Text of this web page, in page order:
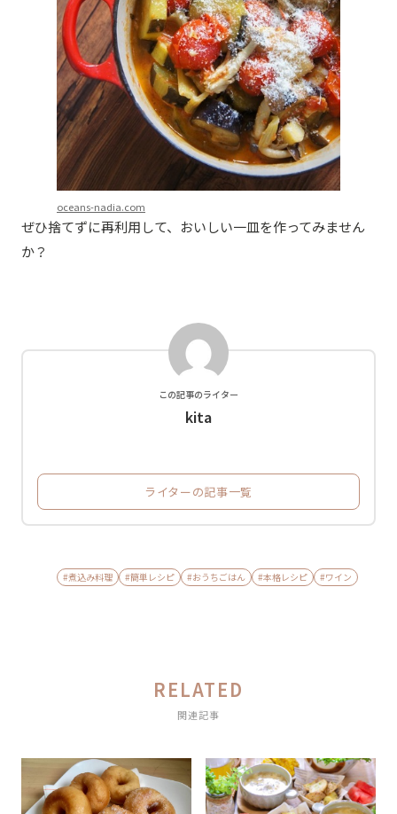
oceans-nadia.com
ぜひ捨てずに再利用して、おいしい一皿を作ってみません
か？
この記事のライター
kita
ライターの記事一覧
#煮込み料理 #簡単レシピ #おうちごはん #本格レシピ #ワイン
RELATED
関連記事